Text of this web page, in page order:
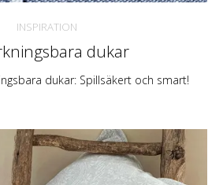
INSPIRATION
dukar
dukar: Spillsäkert och smart!